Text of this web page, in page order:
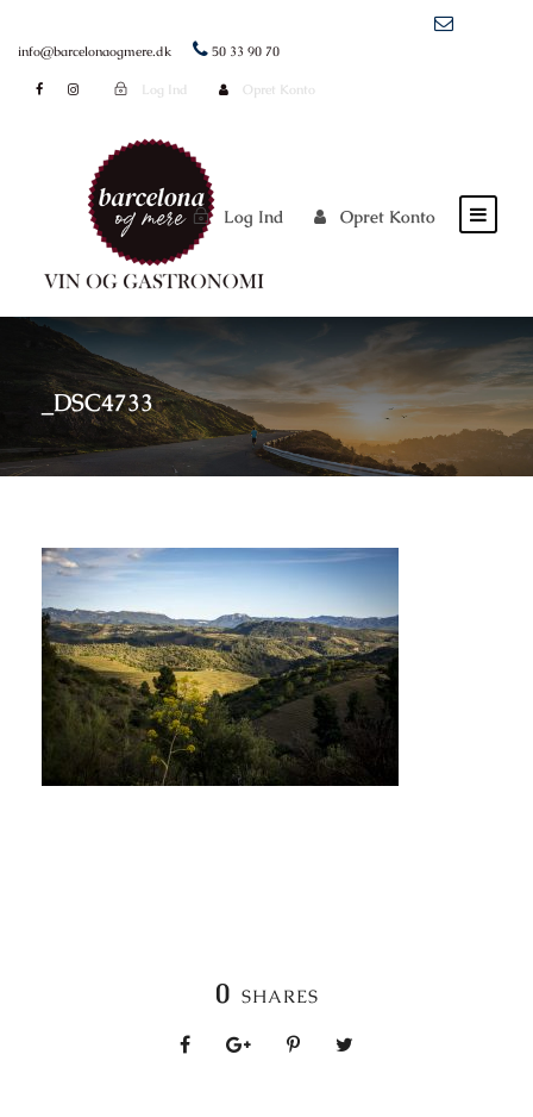
info@barcelonaogmere.dk 50 33 90 70
Log Ind Opret Konto
Log Ind Opret Konto
_DSC4733
0 SHARES